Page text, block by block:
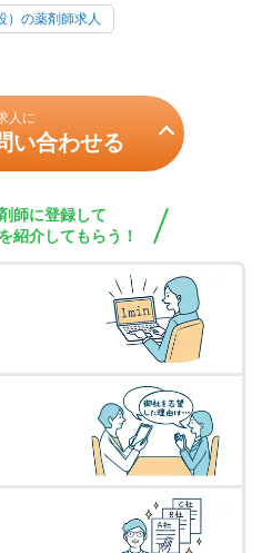
）の薬剤師求人
人に
い合わせる
師に登録して
紹介してもらう！